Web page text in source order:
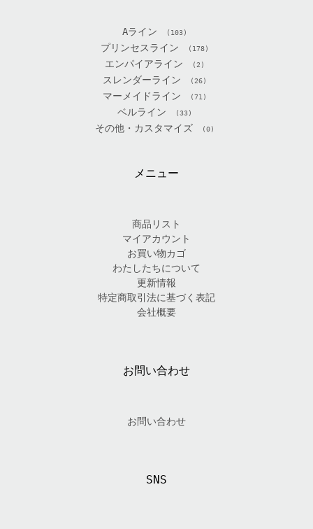
Aライン (103)
プリンセスライン (178)
エンパイアライン (2)
スレンダーライン (26)
マーメイドライン (71)
ベルライン (33)
その他・カスタマイズ (0)
メニュー
商品リスト
マイアカウント
お買い物カゴ
わたしたちについて
更新情報
特定商取引法に基づく表記
会社概要
お問い合わせ
お問い合わせ
SNS